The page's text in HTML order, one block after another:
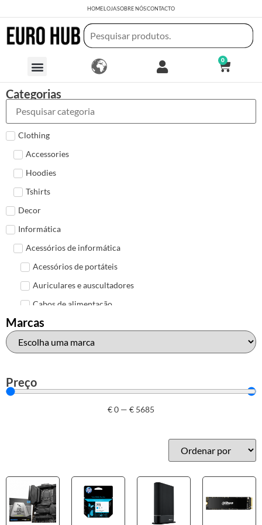
HOMELOJASOBRE NÓSCONTACTO
0
Categorias
Clothing
Accessories
Hoodies
Tshirts
Decor
Informática
Acessórios de informática
Acessórios de portáteis
Auriculares e auscultadores
Cabos de alimentação
Colunas de Som
Hubs
Mais acessórios USB
HP
Outros acessórios de informática
Marcas
Preço
€0 — € 5685